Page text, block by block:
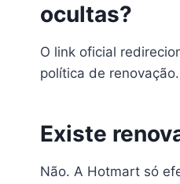
ocultas?
O link oficial
política de
Existe
Não. A Hotmart só